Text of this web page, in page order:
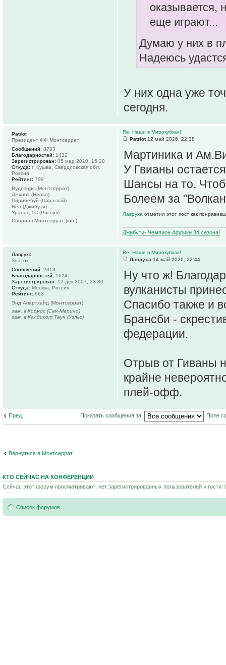
оказывается,
еще играют...
Думаю у них в
Надеюсь
У них одна уже
сегодня.
Re: Наши в Мирокубках!
Patriot12 май 2026, 22:38
Мартиника и
У Гвианы
Шансы на то.
Болеем за
Лавруха отметил этот пост как
Джибути- Чемпион Африки 34 сезона!
Patriot
Президент ФФ Монтсеррат
Сообщений: 8783
Благодарностей: 1432
Зарегистрирован: 05 мар 2010, 15:20
Откуда: г. Кушва, Свердловская обл.,
Россия
Рейтинг: 709
Вудлэндс (Монтсеррат)
Джхапа (Непал)
Пирибебуй (Парагвай)
Веа (Джибути)
Уралец-ТС (Россия)
Сборная Монтсеррат (юн.)
Re: Наши в Мирокубках!
Лавруха 14 май 2026, 22:44
Ну что ж!
вулканисты
Спасибо также и
Брансби -
федерации.
Отрыв от Гиваны
крайне
плей-офф.
Лавруха
Знаток
Сообщений: 2313
Благодарностей: 1624
Зарегистрирован: 12 дек 2007, 23:30
Откуда: Москва, Россия
Рейтинг: 663
Энд Апартхайд (Монтсеррат)
зам. в Космос (Сан-Марино)
зам. в Калдикот Таун (Уэльс)
Пред. Показать сообщения за: Поле
Вернуться в Монтсеррат
КТО СЕЙЧАС НА КОНФЕРЕНЦИИ
Сейчас этот форум просматривают: нет зарегистрированных пользователей и гости:
Список форумов